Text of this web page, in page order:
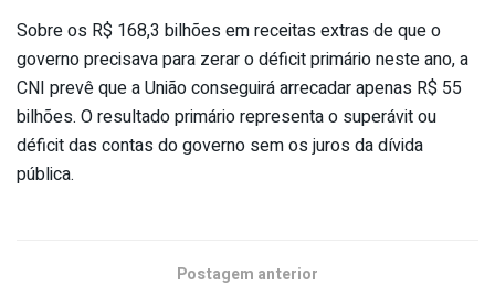
Sobre os R$ 168,3 bilhões em receitas extras de que o
governo precisava para zerar o déficit primário neste ano, a
CNI prevê que a União conseguirá arrecadar apenas R$ 55
bilhões. O resultado primário representa o superávit ou
déficit das contas do governo sem os juros da dívida
pública.
Postagem anterior